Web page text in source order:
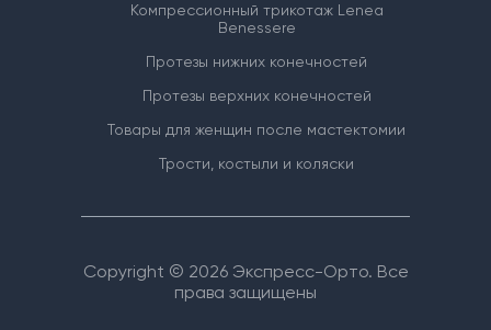
Компрессионный трикотаж Lenea
Benessere
Протезы нижних конечностей
Протезы верхних конечностей
Товары для женщин после мастектомии
Трости, костыли и коляски
Copyright © 2026 Экспресс-Орто. Все
права защищены